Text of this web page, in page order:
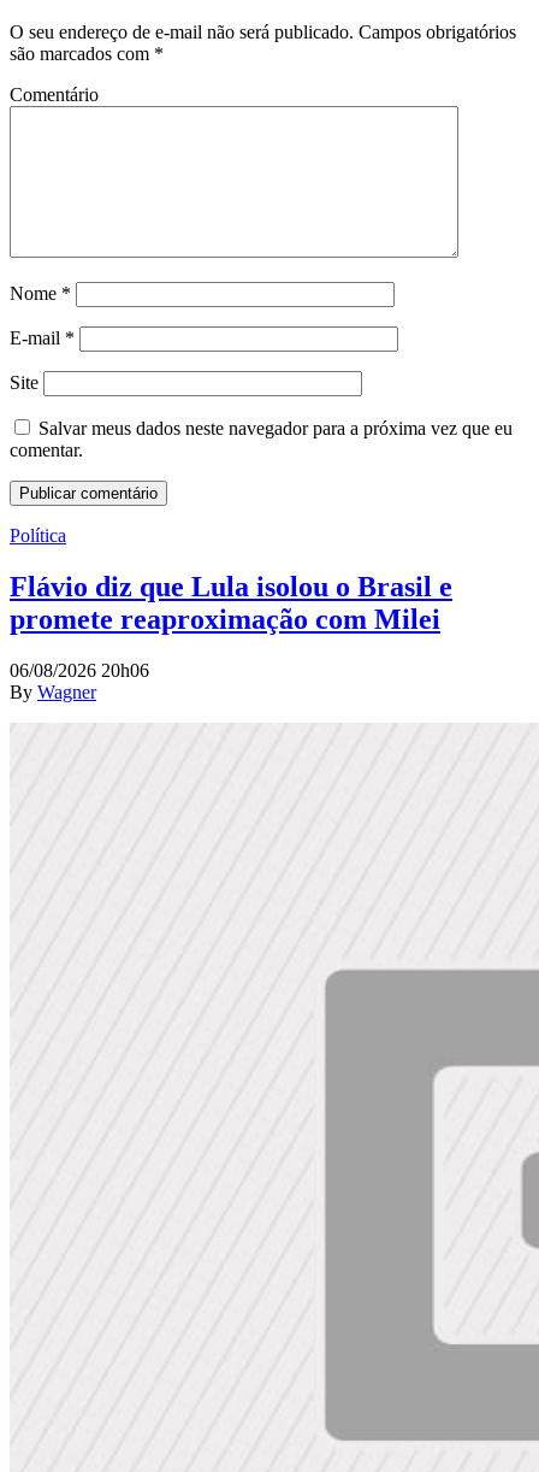
O seu endereço de e-mail não será publicado. Campos obrigatórios
são marcados com *
Comentário
Nome *
E-mail *
Site
Salvar meus dados neste navegador para a próxima vez que eu
comentar.
Política
Flávio diz que Lula isolou o Brasil e
promete reaproximação com Milei
06/08/2026 20h06
By Wagner